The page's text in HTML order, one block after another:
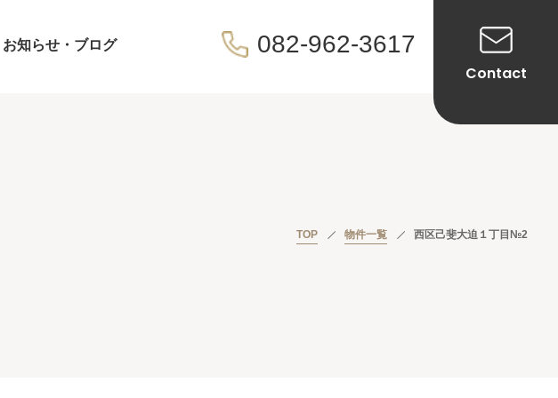
お知らせ・ブログ 082-962-3617
Contact
TOP 物件一覧 西区己斐大迫１丁目№2